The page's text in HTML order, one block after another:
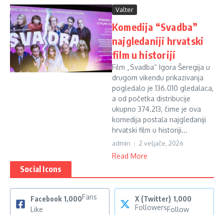
Valter
Komedija “Svadba”
najgledaniji hrvatski
film u historiji
Film „Svadba“ Igora Šeregija u
drugom vikendu prikazivanja
pogledalo je 136.010 gledalaca,
a od početka distribucije
ukupno 374.213, čime je ova
komedija postala najgledaniji
hrvatski film u historiji...
admin 2 veljače, 2026
Read More
Social Icons
Facebook 1,000Fans
Like
X (Twitter) 1,000
FollowersFollow